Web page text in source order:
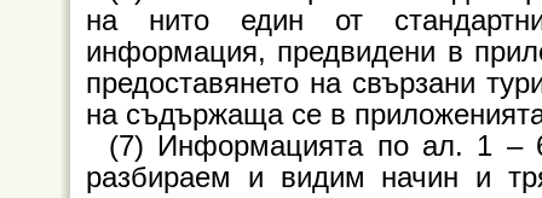
на нито един от
информация, предвидени в
предоставянето на свързани
на съдържаща се в
(7) Информацията по ал. 1 –
разбираем и видим начин и